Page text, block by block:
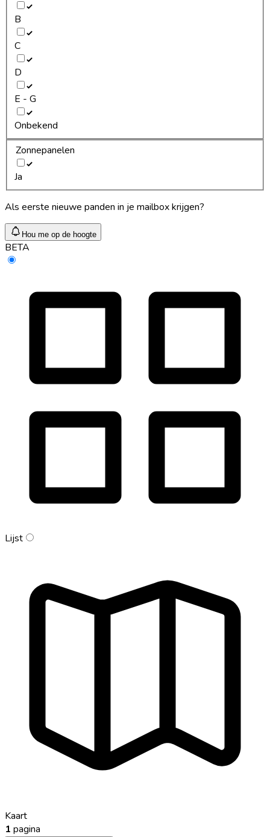
B
C
D
E - G
Onbekend
Zonnepanelen
Ja
Als eerste nieuwe panden in je mailbox krijgen?
Hou me op de hoogte
BETA
Lijst
Kaart
1 pagina